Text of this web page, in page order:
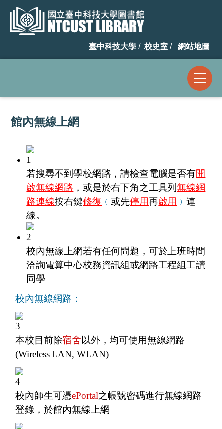
跳
臺中科技大學 / 校史室 / 網站地圖
館內無線上網
若搜尋不到學校網路，請檢查電腦是否有開
啟無線網路 ，或是於右下角之工具列無線網
路連線按右鍵修復 ﹙或先停用再啟用 ﹚連
線。
校內無線上網若有任何問題，可於上班時間
洽詢電算中心校務資訊組或網路工程組工讀
同學
校內無線網路：
本校目前除宿舍以外，均可使用無線網路
(Wireless LAN, WLAN)
校內師生可憑ePortal之帳號密碼進行無線網路
登錄，於館內無線上網